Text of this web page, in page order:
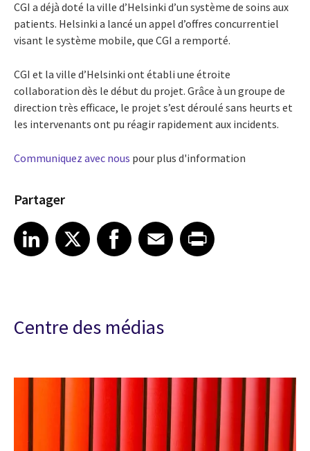
CGI a déjà doté la ville d’Helsinki d’un système de soins aux
patients. Helsinki a lancé un appel d’offres concurrentiel
visant le système mobile, que CGI a remporté.
CGI et la ville d’Helsinki ont établi une étroite
collaboration dès le début du projet. Grâce à un groupe de
direction très efficace, le projet s’est déroulé sans heurts et
les intervenants ont pu réagir rapidement aux incidents.
Communiquez avec nous pour plus d'information
Partager
Share article on LinkedIn
LinkedIn
Share article on XShare article on Facebook
Facebook
Share article on Email
EmailShare article on Print
Centre des médias